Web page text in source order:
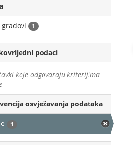
gradovi 1
podaci
koje odgovaraju kriterijima
osvježavanja podataka
1